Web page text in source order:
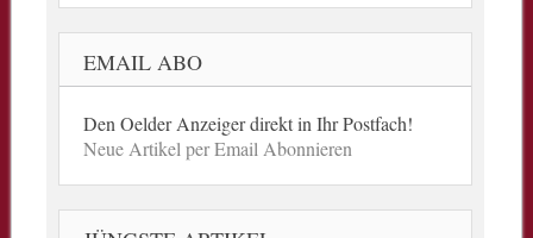
EMAIL ABO
Den Oelder Anzeiger direkt in Ihr Postfach!
Neue Artikel per Email Abonnieren